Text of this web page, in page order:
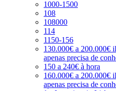
1000-1500
108
108000
114
1150-156
130.000€ a 200.000€
apenas precisa de
150 a 240€ à hora
160.000€ a 200.000€
apenas precisa de